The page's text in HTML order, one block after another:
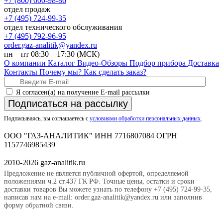
отдел продаж
+7 (495) 724-99-35
отдел технического обслуживания
+7 (495) 792-96-95
order.gaz-analitik@yandex.ru
пн—пт 08:30—17:30 (МСК)
О компании Каталог Видео-Обзоры Подбор прибора Доставка
Контакты Почему мы? Как сделать заказ?
Я согласен(а) на получение E-mail рассылки
Подписаться на рассылку
Подписываясь, вы соглашаетесь с условиями обработки персональных данных.
ООО "ГАЗ-АНАЛИТИК" ИНН 7716807084 ОГРН
1157746985439
2010-2026 gaz-analitik.ru
Предложение не является публичной офертой, определяемой
положениями ч.2 ст.437 ГК РФ. Точные цены, остатки и сроки
доставки товаров Вы можете узнать по телефону +7 (495) 724-99-35,
написав нам на e-mail: order.gaz-analitik@yandex.ru или заполнив
форму обратной связи.